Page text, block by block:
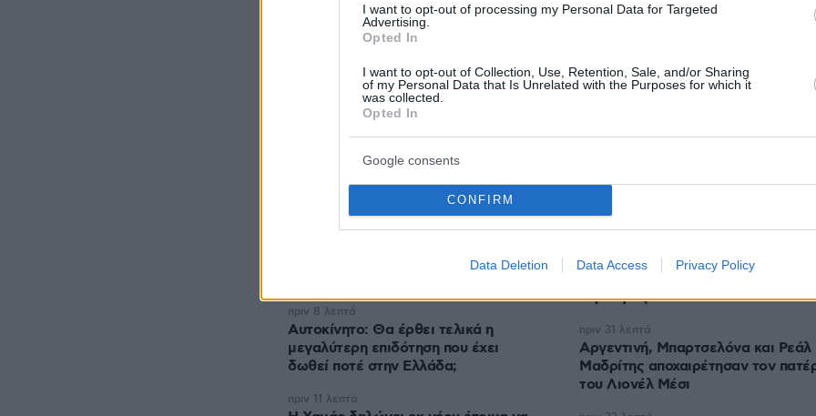
I want to opt-out of processing my Personal Data for Targeted
Advertising.
Opted In
I want to opt-out of Collection, Use, Retention, Sale, and/or Sharing
of my Personal Data that Is Unrelated with the Purposes for which it
was collected.
Opted In
Google consents
CONFIRM
Data Deletion Data Access Privacy Policy
Δείτε όλες τις τελευταίες
ΡΟΗ ΕΙΔΗΣΕΩΝ
4χρονος σε πισίνα beach bar, βούτηξε
Αυτοκίνητο: Θα έρθει τελικά η
μεγαλύτερη επιδότηση που έχει
δωθεί ποτέ στην Ελλάδα;
πριν 8 λεπτά
πριν 11 λεπτά
Φινόπουλου στην Αθήνα λόγω
πυρκαγιάς
Αργεντινή, Μπαρτσελόνα και Ρεάλ
Μαδρίτης αποχαιρέτησαν τον
του Λιονέλ Μέσι
πριν 31 λεπτά